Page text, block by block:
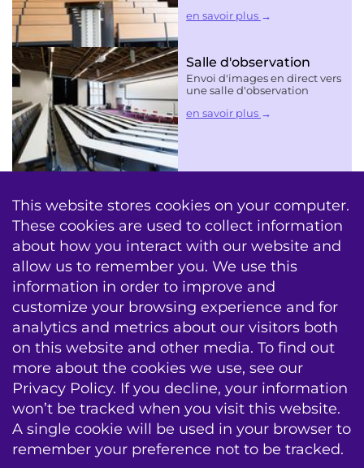
en savoir plus
Salle d'observation
Envoi d'images en direct vers
une salle d'observation
en savoir plus
AV Conseil Formation
Infogérance
Echec & Entretien
Contracts de Service
Mises a jour systeme
sitemap emplois contact
conditions
BIS|Econocom e-news
This website stores cookies on your computer.
These cookies are used to collect information
about how you interact with our website and
allow us to remember you. We use this
information in order to improve and
customize your browsing experience and for
analytics and metrics about our visitors both
on this website and other media. To find out
more about the cookies we use, see our
Privacy Policy. If you decline, your information
won’t be tracked when you visit this website.
A single cookie will be used in your browser to
remember your preference not to be tracked.